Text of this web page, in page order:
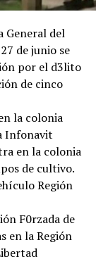
General del
de junio se
por el d3lito
de cinco
la colonia
Infonavit
en la colonia
de cultivo.
Región
F0rzada de
en la Región